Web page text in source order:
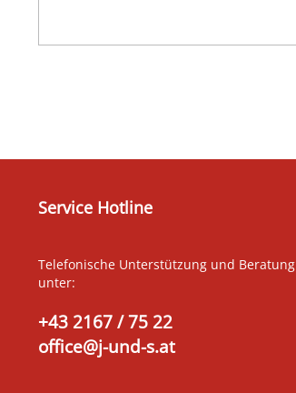
Service Hotline
Telefonische Unterstützung und Beratung
unter:
+43 2167 / 75 22
office@j-und-s.at